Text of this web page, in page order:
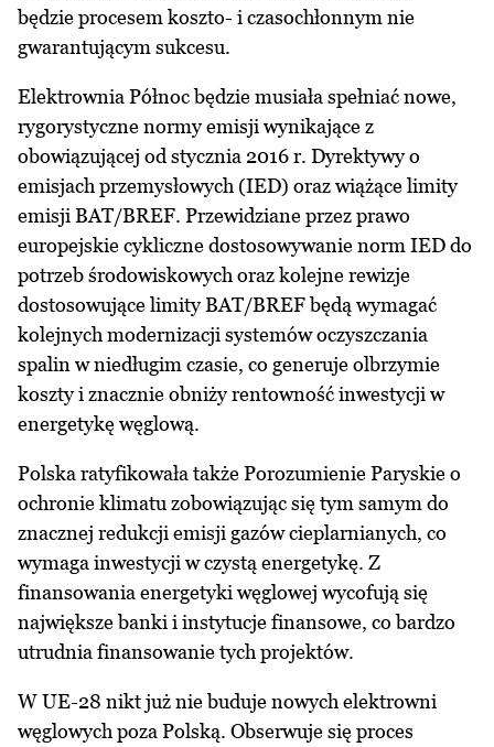
będzie procesem koszto- i czasochłonnym nie
gwarantującym sukcesu.
Elektrownia Północ będzie musiała spełniać nowe,
rygorystyczne normy emisji wynikające z
obowiązującej od stycznia 2016 r. Dyrektywy o
emisjach przemysłowych (IED) oraz wiążące limity
emisji BAT/BREF. Przewidziane przez prawo
europejskie cykliczne dostosowywanie norm IED do
potrzeb środowiskowych oraz kolejne rewizje
dostosowujące limity BAT/BREF będą wymagać
kolejnych modernizacji systemów oczyszczania
spalin w niedługim czasie, co generuje olbrzymie
koszty i znacznie obniży rentowność inwestycji w
energetykę węglową.
Polska ratyfikowała także Porozumienie Paryskie o
ochronie klimatu zobowiązując się tym samym do
znacznej redukcji emisji gazów cieplarnianych, co
wymaga inwestycji w czystą energetykę. Z
finansowania energetyki węglowej wycofują się
największe banki i instytucje finansowe, co bardzo
utrudnia finansowanie tych projektów.
W UE-28 nikt już nie buduje nowych elektrowni
węglowych poza Polską. Obserwuje się proces